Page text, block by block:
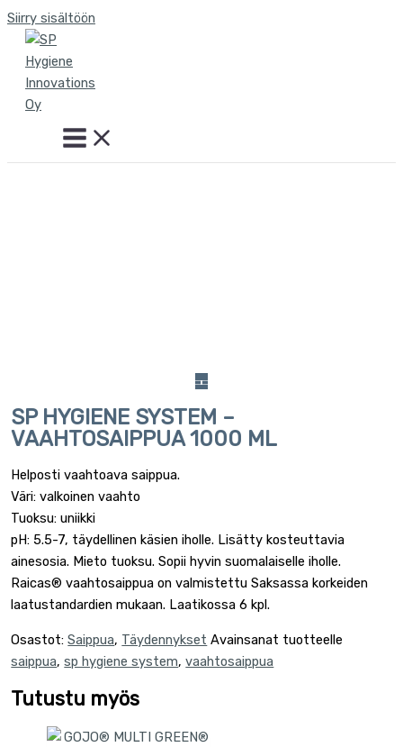
Siirry sisältöön
SP HYGIENE SYSTEM –
VAAHTOSAIPPUA 1000 ML
Helposti vaahtoava saippua.
Väri: valkoinen vaahto
Tuoksu: uniikki
pH: 5.5-7, täydellinen käsien iholle. Lisätty kosteuttavia
ainesosia. Mieto tuoksu. Sopii hyvin suomalaiselle iholle.
Raicas® vaahtosaippua on valmistettu Saksassa korkeiden
laatustandardien mukaan. Laatikossa 6 kpl.
Osastot:Saippua, Täydennykset Avainsanat tuotteelle
saippua,sp hygiene system,vaahtosaippua
Tutustu myös